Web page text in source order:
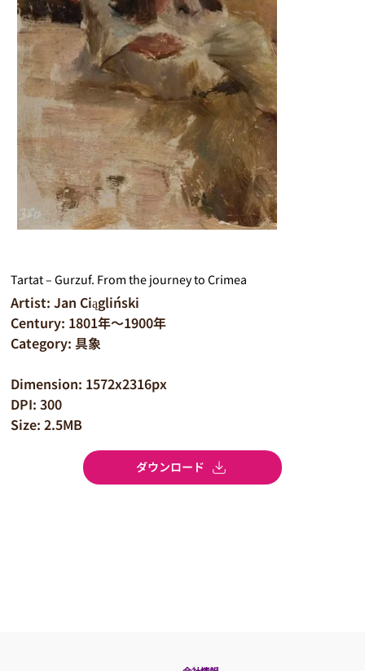
Tartat – Gurzuf. From the journey to Crimea
Artist: Jan Ciągliński
Century: 1801年～1900年
Category: 具象
Dimension: 1572x2316px
DPI: 300
Size: 2.5MB
ダウンロード